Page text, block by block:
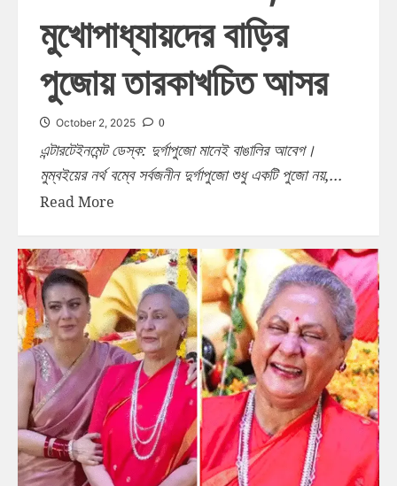
মুখোপাধ্যায়দের বাড়ির
পুজোয় তারকাখচিত আসর
October 2, 2025 0
এন্টারটেইনমেন্ট ডেস্ক: দুর্গাপুজো মানেই বাঙালির আবেগ।
মুম্বইয়ের নর্থ বম্বে সর্বজনীন দুর্গাপুজো শুধু একটি পুজো নয়,...
Read More